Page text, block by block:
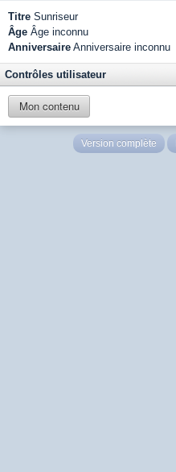
Titre Sunriseur
Âge Âge inconnu
Anniversaire Anniversaire inconnu
Contrôles utilisateur
Mon contenu
Version complète